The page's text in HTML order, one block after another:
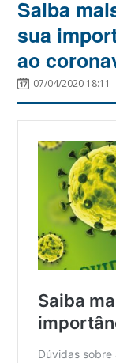
Saiba
sua
ao
07/04/2020 18:11